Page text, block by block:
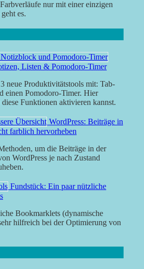
nur mit einer einzigen
es.
Listen & Pomodoro-Timer
neue Produktivitätstools mit: Tab-
einen Pomodoro-Timer. Hier
Funktionen aktivieren kannst.
WordPress: Beiträge in
farblich hervorheben
um die Beiträge in der
WordPress je nach Zustand
Fundstück: Ein paar nützliche
Bookmarklets (dynamische
hilfreich bei der Optimierung von